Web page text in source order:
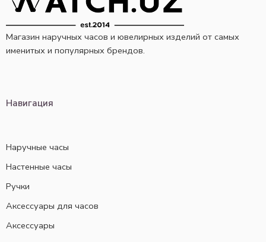
Магазин наручных часов и ювелирных изделий от самых
именитых и популярных брендов.
Навигация
Наручные часы
Настенные часы
Ручки
Аксессуары для часов
Аксессуары